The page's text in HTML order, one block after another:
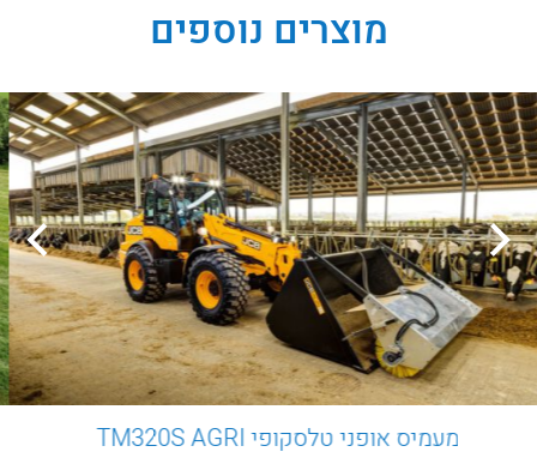
מוצרים נוספים
מעמיס אופני טלסקופי TM320S AGRI